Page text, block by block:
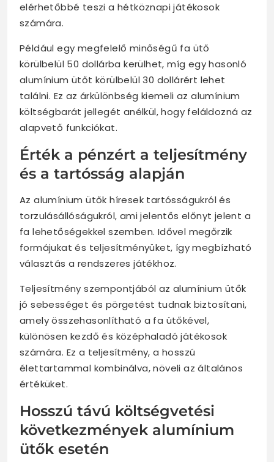
elérhetőbbé teszi a hétköznapi játékosok
számára.
Például egy megfelelő minőségű fa ütő
körülbelül 50 dollárba kerülhet, míg egy hasonló
alumínium ütőt körülbelül 30 dollárért lehet
találni. Ez az árkülönbség kiemeli az alumínium
költségbarát jellegét anélkül, hogy feláldozná az
alapvető funkciókat.
Érték a pénzért a teljesítmény
és a tartósság alapján
Az alumínium ütők híresek tartósságukról és
torzulásállóságukról, ami jelentős előnyt jelent a
fa lehetőségekkel szemben. Idővel megőrzik
formájukat és teljesítményüket, így megbízható
választás a rendszeres játékhoz.
Teljesítmény szempontjából az alumínium ütők
jó sebességet és pörgetést tudnak biztosítani,
amely összehasonlítható a fa ütőkével,
különösen kezdő és középhaladó játékosok
számára. Ez a teljesítmény, a hosszú
élettartammal kombinálva, növeli az általános
értéküket.
Hosszú távú költségvetési
következmények alumínium
ütők esetén